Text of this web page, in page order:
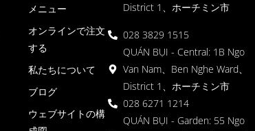
メニュー
オンラインで注文
する
私たちについて
ブログ
ウェブサイトの構
District 1、ホーチミン市
028 3829 1515
QUÁN BỤI - Central: 1B Ngo
Van Nam、Ben Nghe Ward、
District 1、ホーチミン市
028 6271 1214
QUÁN BỤI - Garden: 55 Ngo